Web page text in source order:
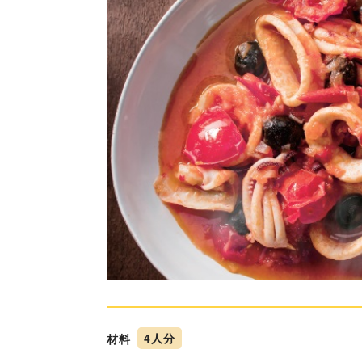
材料 4人分